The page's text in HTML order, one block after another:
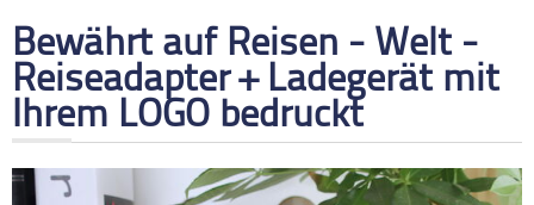
Bewährt auf Reisen - Welt -
Reiseadapter + Ladegerät mit
Ihrem LOGO bedruckt